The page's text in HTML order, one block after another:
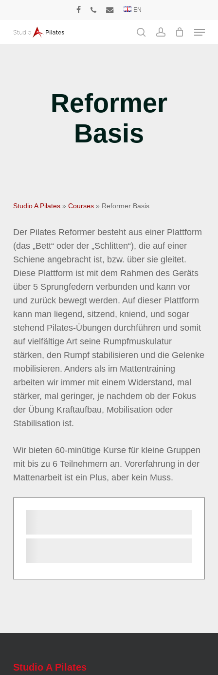
main
EN
Menu
Reformer
Basis
Studio A Pilates» Courses» Reformer Basis
Der Pilates Reformer besteht aus einer Plattform
(das „Bett“ oder der „Schlitten“), die auf einer
Schiene angebracht ist, bzw. über sie gleitet.
Diese Plattform ist mit dem Rahmen des Geräts
über 5 Sprungfedern verbunden und kann vor
und zurück bewegt werden. Auf dieser Plattform
kann man liegend, sitzend, kniend, und sogar
stehend Pilates-Übungen durchführen und somit
auf vielfältige Art seine Rumpfmuskulatur
stärken, den Rumpf stabilisieren und die Gelenke
mobilisieren. Anders als im Mattentraining
arbeiten wir immer mit einem Widerstand, mal
stärker, mal geringer, je nachdem ob der Fokus
der Übung Kraftaufbau, Mobilisation oder
Stabilisation ist.
Wir bieten 60-minütige Kurse für kleine Gruppen
mit bis zu 6 Teilnehmern an. Vorerfahrung in der
Mattenarbeit ist ein Plus, aber kein Muss.
Studio A Pilates